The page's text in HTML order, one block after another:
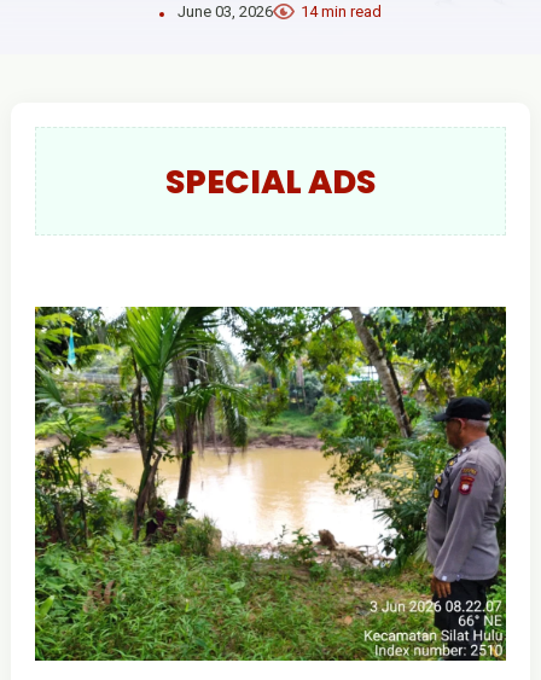
June 03, 2026 14 min read
SPECIAL ADS